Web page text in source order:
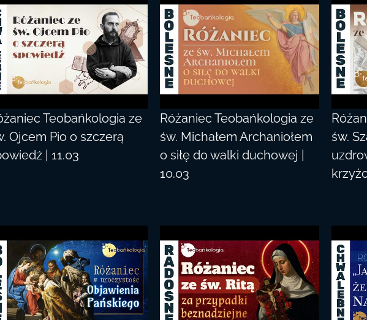
Teobańkologia ze
Ojcem Pio o szczerą
| 11.03
Różaniec Teobańkologia ze
św. Michałem Archaniołem
o siłę do walki duchowej |
10.03
św.